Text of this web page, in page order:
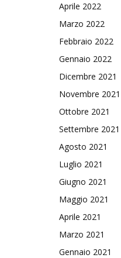
Aprile 2022
Marzo 2022
Febbraio 2022
Gennaio 2022
Dicembre 2021
Novembre 2021
Ottobre 2021
Settembre 2021
Agosto 2021
Luglio 2021
Giugno 2021
Maggio 2021
Aprile 2021
Marzo 2021
Gennaio 2021